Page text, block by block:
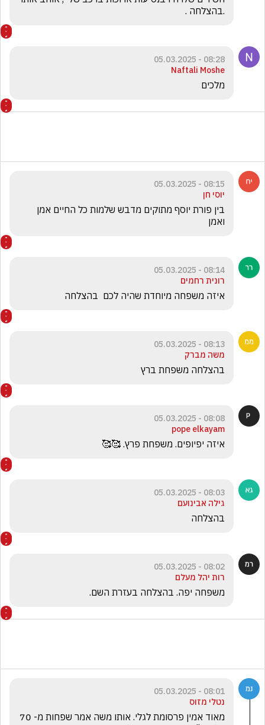
.בהצלחה .
08:28 - 05.03.2025
Naftali Moshe
מלכים
08:15 - 05.03.2025
יוסי חן
ואמן
08:14 - 05.03.2025
רונית רחמים
איזה משפחה מיוחדת שהיה לכם  בהצלחה
08:13 - 05.03.2025
משה מברק
בהצלחה משפחת ברץ
08:08 - 05.03.2025
pope elkayam
איזה יפיופים. משפחת פרץ. 🥰🥰
08:03 - 05.03.2025
גילה אבינועם
בהצלחה
08:02 - 05.03.2025
רות יהל מעלם
משפחה יפה. בהצלחה בעזרת השם.
08:01 - 05.03.2025
נטלי מזוס